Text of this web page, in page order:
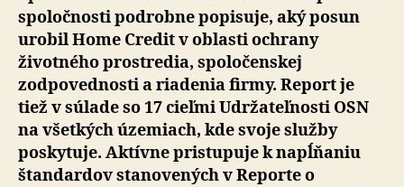
spoločnosti podrobne popisuje, aký posun
urobil Home Credit v oblasti ochrany
životného prostredia, spoločenskej
zodpovednosti a riadenia firmy. Report je
tiež v súlade so 17 cieľmi Udržateľnosti OSN
na všetkých územiach, kde svoje služby
poskytuje. Aktívne pristupuje k napĺňaniu
štandardov stanovených v Reporte o